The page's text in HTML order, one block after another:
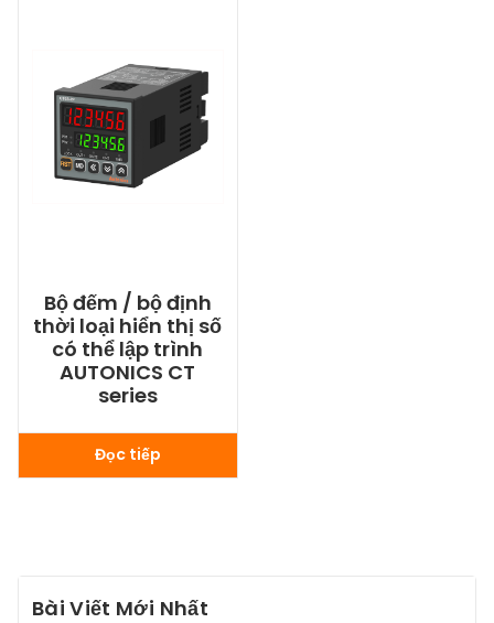
Bộ đếm / bộ định
thời loại hiển thị số
có thể lập trình
AUTONICS CT
series
Đọc tiếp
Bài Viết Mới Nhất